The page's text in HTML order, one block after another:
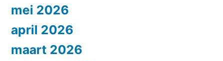
mei 2026
april 2026
maart 2026